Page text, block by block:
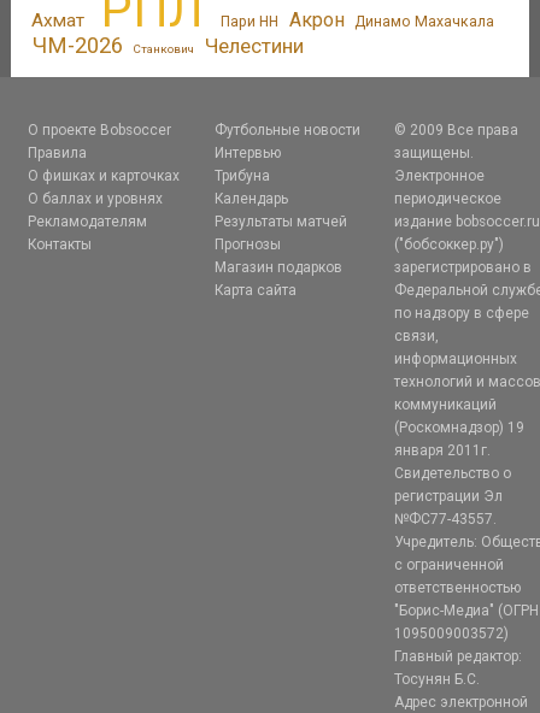
Ахмат Пари НН Акрон Динамо Махачкала
ЧМ-2026 Станкович Челестини
О проекте Bobsoccer
Правила
О фишках и карточках
О баллах и уровнях
Рекламодателям
Контакты
Футбольные новости
Интервью
Трибуна
Календарь
Результаты матчей
Прогнозы
Магазин подарков
Карта сайта
© 2009 Все права
защищены.
Электронное
периодическое
издание bobsoccer.ru
("бобсоккер.ру")
зарегистрировано в
Федеральной
по надзору в сфере
связи,
информационных
технологий и
коммуникаций
(Роскомнадзор) 19
января 2011г.
Свидетельство о
регистрации Эл
№ФС77-43557.
Учредитель:
с ограниченной
ответственностью
"Борис-Медиа" (ОГРН
1095009003572)
Главный редактор:
Тосунян Б.С.
Адрес электронной